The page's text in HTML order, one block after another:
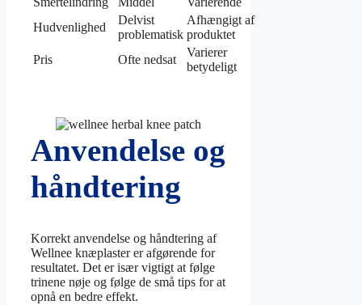
Hudvenlighed
Delvist
problematisk
Afhængigt af
produktet
Pris
Ofte nedsat
Varierer
betydeligt
Anvendelse og
håndtering
Korrekt anvendelse og håndtering af
Wellnee knæplaster er afgørende for
resultatet. Det er især vigtigt at følge
trinene nøje og følge de små tips for at
opnå en bedre effekt.